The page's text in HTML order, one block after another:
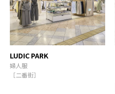
LUDIC PARK
婦人服
［二番街］